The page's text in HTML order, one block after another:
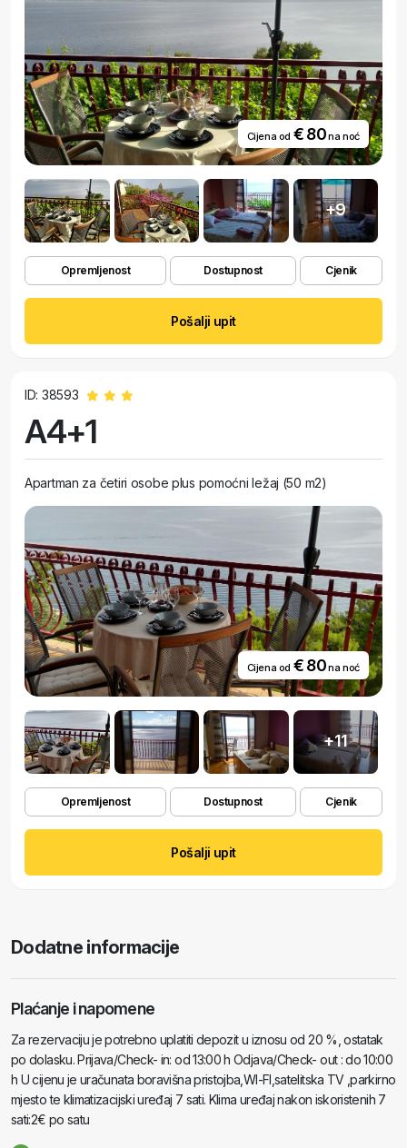
Cijena od € 80na noć
+9
Opremljenost Dostupnost Cjenik
Pošalji upit
ID: 38593
A4+1
Apartman za četiri osobe plus pomoćni ležaj (50 m2)
Cijena od € 80na noć
+11
Opremljenost Dostupnost Cjenik
Pošalji upit
Dodatne informacije
Plaćanje i napomene
Za rezervaciju je potrebno uplatiti depozit u iznosu od 20 %, ostatak
po dolasku. Prijava/Check- in: od 13:00 h Odjava/Check- out : do 10:00
h U cijenu je uračunata boravišna pristojba,WI-FI,satelitska TV ,parkirno
mjesto te klimatizacijski uređaj 7 sati. Klima uređaj nakon iskoristenih 7
sati:2€ po satu